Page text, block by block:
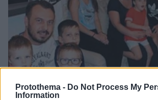
Protothema - Do Not Process My
Information